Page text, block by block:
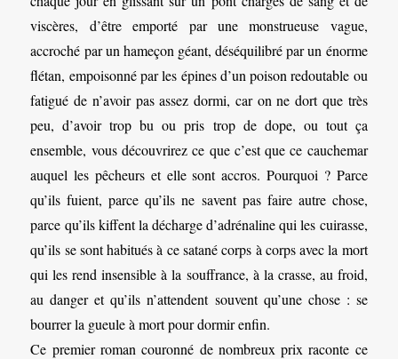
viscères, d’être emporté par une monstrueuse vague,
accroché par un hameçon géant, déséquilibré par un énorme
flétan, empoisonné par les épines d’un poison redoutable ou
fatigué de n’avoir pas assez dormi, car on ne dort que très
peu, d’avoir trop bu ou pris trop de dope, ou tout ça
ensemble, vous découvrirez ce que c’est que ce cauchemar
auquel les pêcheurs et elle sont accros. Pourquoi ? Parce
qu’ils fuient, parce qu’ils ne savent pas faire autre chose,
parce qu’ils kiffent la décharge d’adrénaline qui les cuirasse,
qu’ils se sont habitués à ce satané corps à corps avec la mort
qui les rend insensible à la souffrance, à la crasse, au froid,
au danger et qu’ils n’attendent souvent qu’une chose : se
bourrer la gueule à mort pour dormir enfin.
Ce premier roman couronné de nombreux prix raconte ce